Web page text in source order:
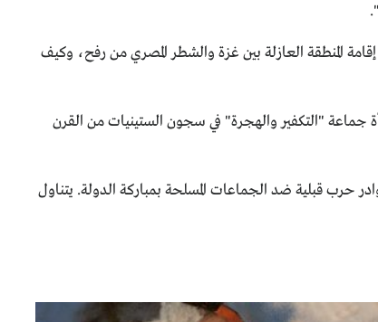
أجل إقامة المنطقة العازلة بين غزة والشطر المصري من رفح، وكيف
مع نشأة جماعة "التكفير والهجرة" في سجون الستينيات من القرن
عن بوادر حرب قبلية ضد الجماعات المسلحة بمباركة الدولة. يتناول